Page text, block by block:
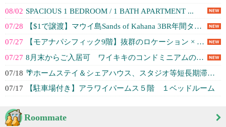
08/02 SPACIOUS 1 BEDROOM / 1 BATH APARTMENT ...
07/28
【$1で譲渡】マウイ島Sands of Kahana 3BR年間タイムシェア...
07/27
【モアナパシフィック9階】抜群のロケーション × 開放的な眺望 × 快適な2...
07/27 8月末からご入居可 ワイキキのコンドミニアムのテナントさん募集
07/18 🌴ホームステイ＆シェアハウス、スタジオ等短長期滞在のご案内 ワイキキ、カパフ...
07/17
【駐車場付き】アラワイパームス５階 １ベッドルーム
Roommate